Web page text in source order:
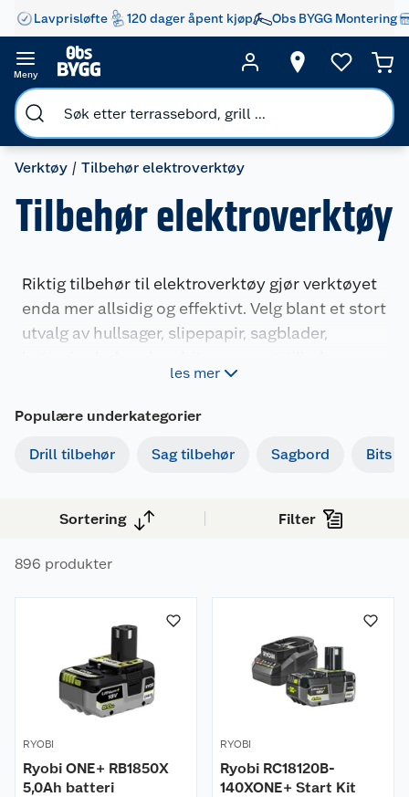
Lavprisløfte 120 dager åpent kjøp Obs BYGG Montering
Meny
Verktøy Tilbehør elektroverktøy
Tilbehør elektroverktøy
Riktig tilbehør til elektroverktøy gjør verktøyet
enda mer allsidig og effektivt. Velg blant et stort
utvalg av hullsager, slipepapir, sagblader,
hjelper deg å få jobben gjort.
les mer
Populære underkategorier
Drill tilbehør Sag tilbehør Sagbord Bits
Sortering Filter
896 produkter
RYOBI
Ryobi ONE+ RB1850X
5,0Ah batteri
RYOBI
Ryobi RC18120B-
140XONE+ Start Kit